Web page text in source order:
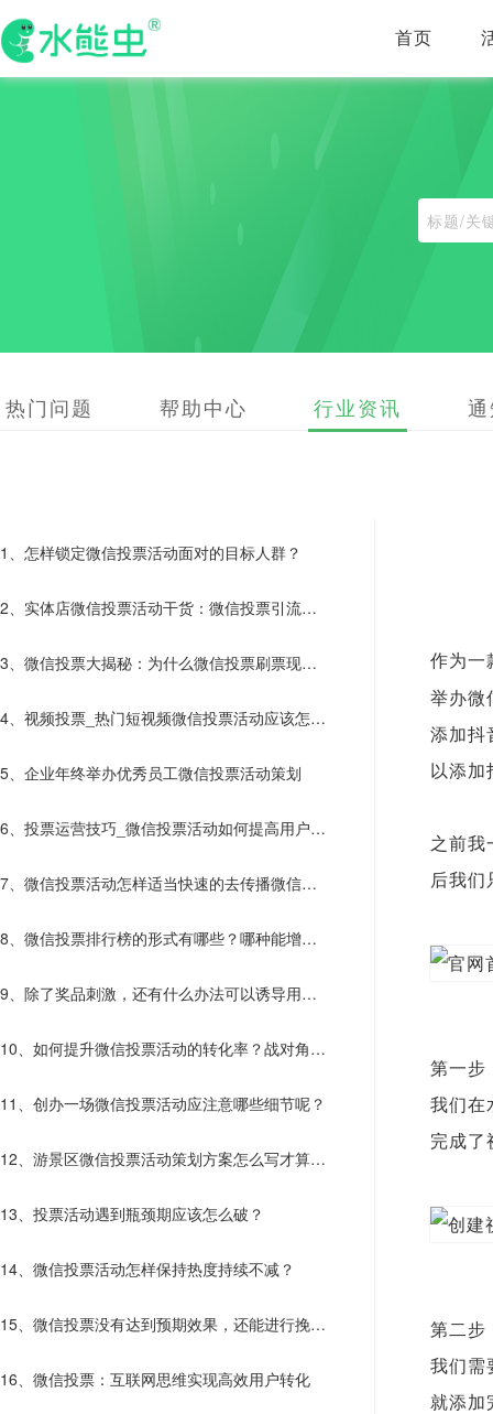
首页
热门问题 帮助中心 行业资讯
1、怎样锁定微信投票活动面对的目标人群？
2、实体店微信投票活动干货：微信投票引流阶
段活动可以这样做
3、微信投票大揭秘：为什么微信投票刷票现象
屡禁不止呢？
4、视频投票_热门短视频微信投票活动应该怎样
创建？
5、企业年终举办优秀员工微信投票活动策划
6、投票运营技巧_微信投票活动如何提高用户参
与感?
7、微信投票活动怎样适当快速的去传播微信投
票​活动？
8、微信投票排行榜的形式有哪些？哪种能增加
选手热情？
9、除了奖品刺激，还有什么办法可以诱导用户
主动传播？
10、如何提升微信投票活动的转化率？战对角度
才能决胜
11、创办一场微信投票活动应注意哪些细节呢？
12、游景区微信投票活动策划方案怎么写才算走
心了？
13、投票活动遇到瓶颈期应该怎么破？
14、微信投票活动怎样保持热度持续不减？
15、微信投票没有达到预期效果，还能进行挽救
16、微信投票：互联网思维实现高效用户转化
作为一
举办微
添加抖
以添
之前我
后我们
第一步
我们在
完成了
第二步
我们需
就添加